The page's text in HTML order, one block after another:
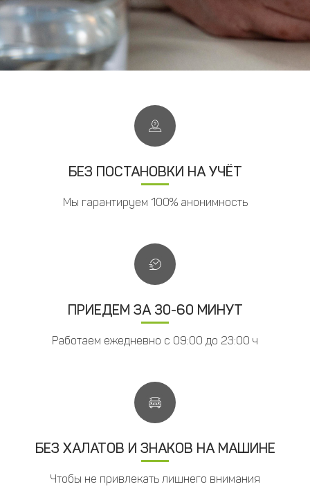
БЕЗ ПОСТАНОВКИ НА УЧЁТ
Мы гарантируем 100% анонимность
ПРИЕДЕМ ЗА 30-60 МИНУТ
Работаем ежедневно с 09:00 до 23:00 ч
БЕЗ ХАЛАТОВ И ЗНАКОВ НА МАШИНЕ
Чтобы не привлекать лишнего внимания